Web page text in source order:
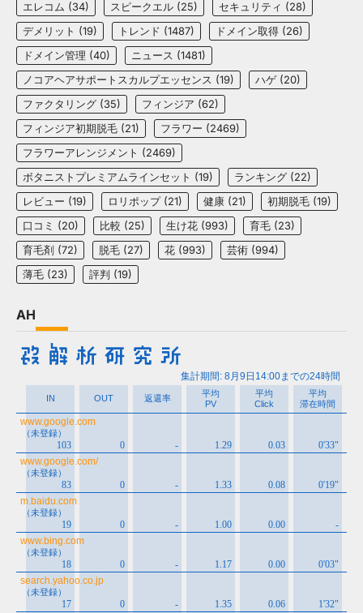
エレコム (34) スピークエル (25) セキュリティ (28)
デメリット (19) トレンド (1487) ドメイン取得 (26)
ドメイン管理 (40) ニュース (1481)
ノコアヘアサポートスカルプエッセンス (19) ハゲ (20)
ファクタリング (35) フィンジア (62)
フィンジア初期脱毛 (21) フラワー (2469)
フラワーアレンジメント (2469)
ボタニストプレミアムラインセット (19) ランキング (22)
レビュー (19) ロリポップ(21) 健康 (21) 初期脱毛 (19)
口コミ (20) 比較 (25) 生け花 (993) 育毛 (23)
育毛剤 (72) 脱毛 (27) 花 (993) 芸術 (994)
薄毛 (23) 評判 (19)
AH